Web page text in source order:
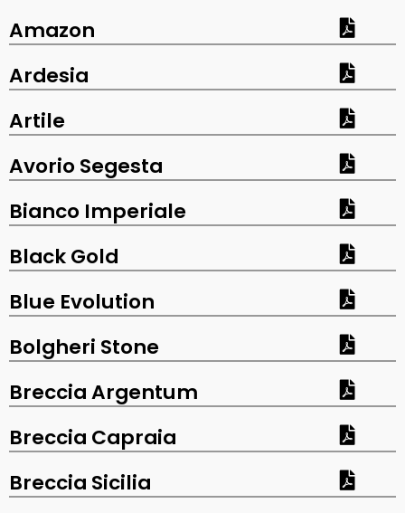
Amazon
Ardesia
Artile
Avorio Segesta
Bianco Imperiale
Black Gold
Blue Evolution
Bolgheri Stone
Breccia Argentum
Breccia Capraia
Breccia Sicilia